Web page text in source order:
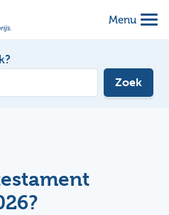
Menu
Zoek